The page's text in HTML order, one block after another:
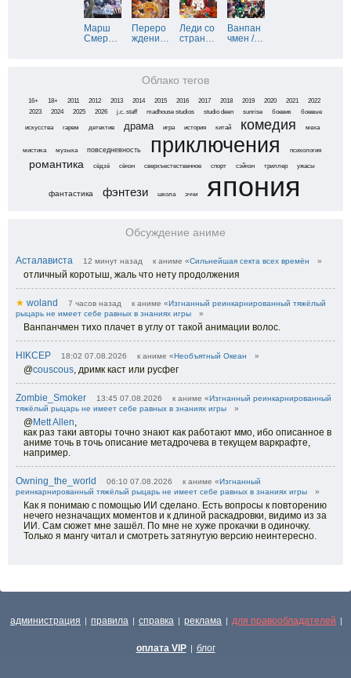
Марш
Смер…
Переро
ждени…
Леди со
стран…
Ванпан
чмен /…
Облако тегов
16+ 18+ 2011 2012 2013 2014 2015 2016 2017 2018 2019 2020 2021
2022
2023
2024 2025 2026 j.c. staff madhouse studios studio deen sunrise боевик
боевые
искусства
гарем детектив драма игра история китай комедия меха
мистика музыка повседневность приключения психология
романтика сёдзё сёнэн сверхъестественное спорт сэйнэн триллер ужасы
фантастика фэнтези школа эччи япония
Обсуждение аниме
Асталависта 12 минут назад к аниме «Сильнейшая секта всех времён »
отличный коротыш, жаль что нету продолжения
★ woland 7 часов назад к аниме «Изгнанный реинкарнированный тяжёлый
рыцарь не имеет себе равных в знаниях игры
»
Ванпанчмен тихо плачет в углу от такой анимации волос.
HIKCEP 18:02 07.08.2026 к аниме «Необъятный Океан »
@couscous, дримк каст или русфег
Zombie_Smoker 13:45 07.08.2026 к аниме «Изгнанный реинкарнированный
тяжёлый рыцарь не имеет себе равных в знаниях игры
»
@Mett Allen,
как раз таки авторы точно знают как работают ммо, ибо описанное в
аниме точь в точь описание метадрочева в текущем варкрафте,
например.
Owning_the_world 06:10 07.08.2026 к аниме «Изгнанный
реинкарнированный тяжёлый рыцарь не имеет себе равных в знаниях игры
»
Как я понимаю с помощью ИИ сделано. Есть вопросы к повторению
нечего незначащих моментов и к длиной раскадровки, видимо из за
ИИ. Сам сюжет мне зашёл. По мне не хуже прокачки в одиночку.
Только я мангу читал и смотреть затянутую версию неинтересно.
администрация | правила | справка | реклама | для правообладателей |
оплата VIP | блог